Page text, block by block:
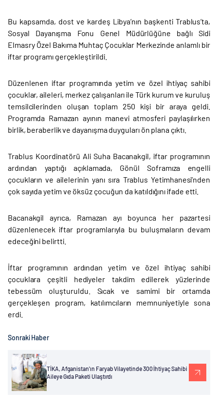
Bu kapsamda, dost ve kardeş Libya’nın başkenti Trablus’ta,
Sosyal Dayanışma Fonu Genel Müdürlüğüne bağlı Sidi
Elmasry Özel Bakıma Muhtaç Çocuklar Merkezinde anlamlı bir
iftar programı gerçekleştirildi.
Düzenlenen iftar programında yetim ve özel ihtiyaç sahibi
çocuklar, aileleri, merkez çalışanları ile Türk kurum ve kuruluş
temsilcilerinden oluşan toplam 250 kişi bir araya geldi.
Programda Ramazan ayının manevi atmosferi paylaşılırken
birlik, beraberlik ve dayanışma duyguları ön plana çıktı.
Trablus Koordinatörü Ali Suha Bacanakgil, iftar programının
ardından yaptığı açıklamada, Gönül Soframıza engelli
çocukların ve ailelerinin yanı sıra Trablus Yetimhanesi’nden
çok sayıda yetim ve öksüz çocuğun da katıldığını ifade etti.
Bacanakgil ayrıca, Ramazan ayı boyunca her pazartesi
düzenlenecek iftar programlarıyla bu buluşmaların devam
edeceğini belirtti.
İftar programının ardından yetim ve özel ihtiyaç sahibi
çocuklara çeşitli hediyeler takdim edilerek yüzlerinde
tebessüm oluşturuldu. Sıcak ve samimi bir ortamda
gerçekleşen program, katılımcıların memnuniyetiyle sona
erdi.
Sonraki Haber
TİKA, Afganistan'ın Faryab Vilayetinde 300 İhtiyaç Sahibi
Aileye Gıda Paketi Ulaştırdı